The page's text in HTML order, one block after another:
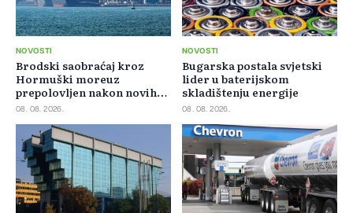
NOVOSTI
Brodski saobraćaj kroz
Hormuški moreuz
prepolovljen nakon novih
blokada
08. 08. 2026.
NOVOSTI
Bugarska postala svjetski
lider u baterijskom
skladištenju energije
08. 08. 2026.